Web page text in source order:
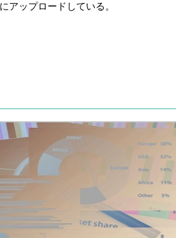
ップロードしている。